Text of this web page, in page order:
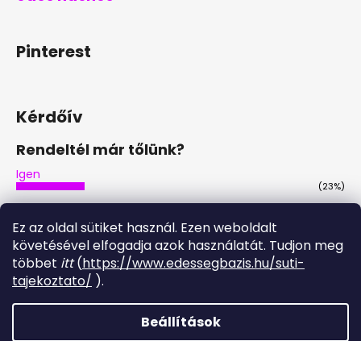
Ez az oldal sütiket használ. Ezen weboldalt
követésével elfogadja azok használatát. Tudjon meg
többet itt(https://www.edessegbazis.hu/suti-
tajekoztato/ ).
Beállítások
Pinterest
Kérdőív
Rendeltél már tőlünk?
Igen
(23%)
Nem, de tervezem
(30%)
Igen, többször is